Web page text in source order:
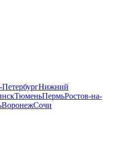
Нижний
ТюменьПермьРостов-на-
ВоронежСочи